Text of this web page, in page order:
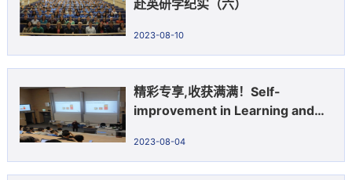
赴英研学纪实（六）
2023-08-10
精彩专享,收获满满！Self-
improvement in Learning and
2023-08-04